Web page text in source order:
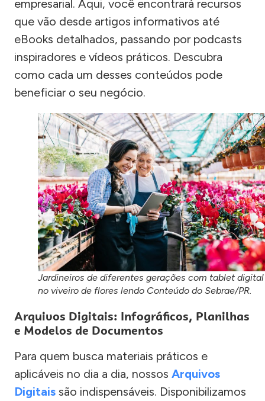
empresarial. Aqui, você encontrará recursos
que vão desde artigos informativos até
eBooks detalhados, passando por podcasts
inspiradores e vídeos práticos. Descubra
como cada um desses conteúdos pode
beneficiar o seu negócio.
Jardineiros de diferentes gerações com tablet digital
no viveiro de flores lendo Conteúdo do Sebrae/PR.
Arquivos Digitais: Infográficos, Planilhas
e Modelos de Documentos
Para quem busca materiais práticos e
aplicáveis no dia a dia, nossos Arquivos
Digitais são indispensáveis. Disponibilizamos